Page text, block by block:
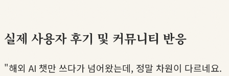
실제 사용자 후기 및 커뮤니티 반응
"해외 AI 챗만 쓰다가 넘어왔는데, 정말 차원이 다르네요.